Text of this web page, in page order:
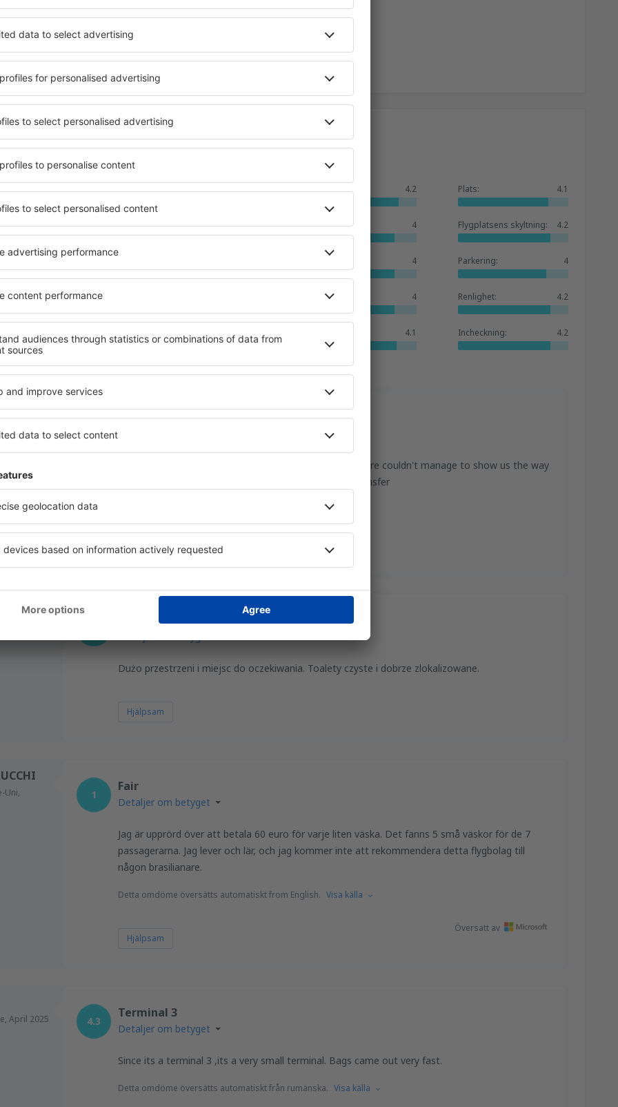
de Gaulle Flygplats
på1434 omdömen
användare
Allmänt: 4.2 Plats: 4.1
Väntrum: 4 Flygplatsens skyltning: 4.2
4 Parkering: 4
Hotellutbud: 4 Renlighet: 4.2
4.1 Incheckning: 4.2
4.1
big airport... quite confusing
big airport... quite confusing... even the staff working there couldn't manage to show us the way
to the hotel where we were staying due to the long transfer
Hjälpsam
1
Excellent
Dużo przestrzeni i miejsc do oczekiwania. Toalety czyste i dobrze zlokalizowane.
Hjälpsam
Uni, 1
Fair
Detaljer om betyget
Jag är upprörd över att betala 60 euro för varje liten väska. Det fanns 5 små väskor för de 7
passagerarna. Jag lever och lär, och jag kommer inte att rekommendera detta flygbolag till
någon brasilianare.
Detta omdöme översätts automatiskt from English. Visa källa
Hjälpsam
Översatt av
April 2025 4.3
Terminal 3
Detaljer om betyget
Since its a terminal 3 ,its a very small terminal. Bags came out very fast.
Detta omdöme översätts automatiskt från rumänska. Visa källa